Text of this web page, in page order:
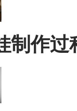
制作过